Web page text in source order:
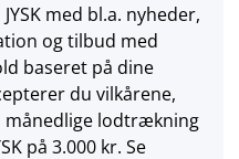
med bl.a. nyheder,
og tilbud med
baseret på dine
du vilkårene,
månedlige lodtrækning
på 3.000 kr. Se